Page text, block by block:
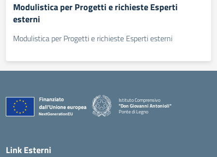
Modulistica per Progetti e richieste Esperti
esterni
Modulistica per Progetti e richieste Esperti esterni
Istituto Comprensivo
"Don Giovanni Antonioli"
Ponte di Legno
— Visita la pagina iniziale della scuola
Link Esterni